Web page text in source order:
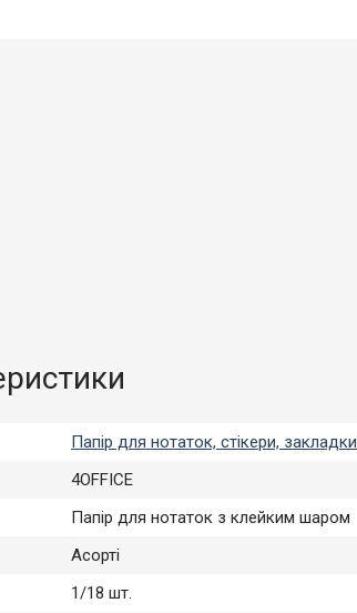
Папір для нотаток, стікери, закладки
4OFFICE
Папір для нотаток з клейким шаром
Асорті
1/18 шт.